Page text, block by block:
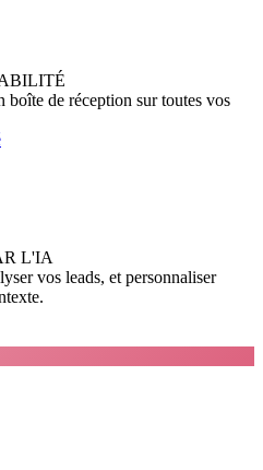
boîte de réception sur toutes vos
L'IA
vos leads, et personnaliser